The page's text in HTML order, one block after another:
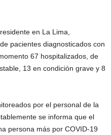
en La Lima,
pacientes diagnosticados con
67 hospitalizados, de
13 en condición grave y 8
por el personal de la
se informa que el
persona más por COVID-19